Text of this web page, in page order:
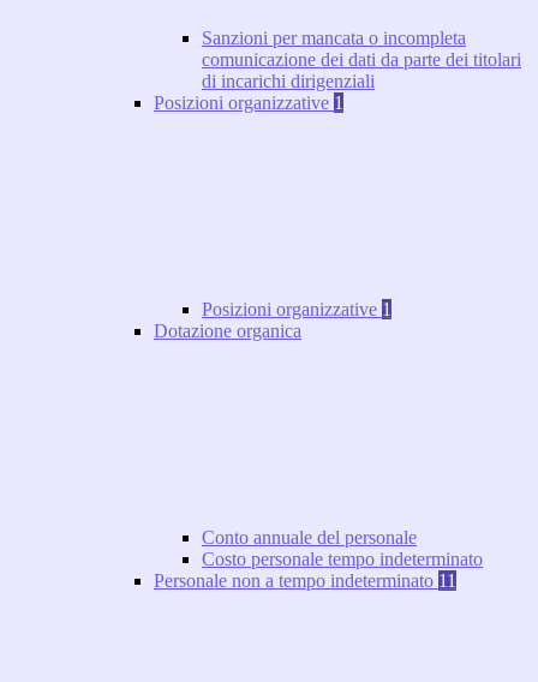
Sanzioni per mancata o incompleta
comunicazione dei dati da parte dei titolari
di incarichi dirigenziali
Posizioni organizzative 1
Posizioni organizzative 1
Dotazione organica
Conto annuale del personale
Costo personale tempo indeterminato
Personale non a tempo indeterminato 11